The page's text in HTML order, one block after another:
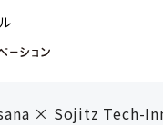
× Sojitz Tech-